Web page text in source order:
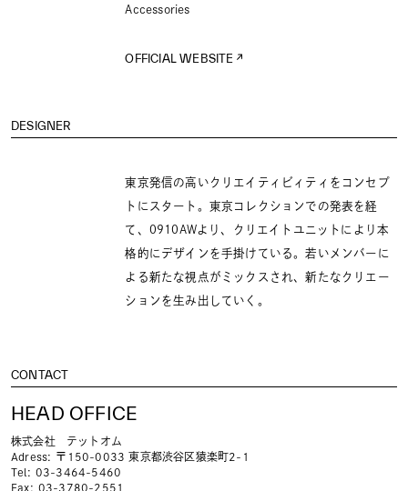
Accessories
OFFICIAL WEBSITE
DESIGNER
東京発信の高いクリエイティビィティをコンセプ
トにスタート。東京コレクションでの発表を経
て、0910AWより、クリエイトユニットにより本
格的にデザインを手掛けている。若いメンバーに
よる新たな視点がミックスされ、新たなクリエー
ションを生み出していく。
CONTACT
HEAD OFFICE
株式会社 テットオム
Adress
〒150-0033 東京都渋谷区猿楽町2-1
Tel
03-3464-5460
Fax
03-3780-2551